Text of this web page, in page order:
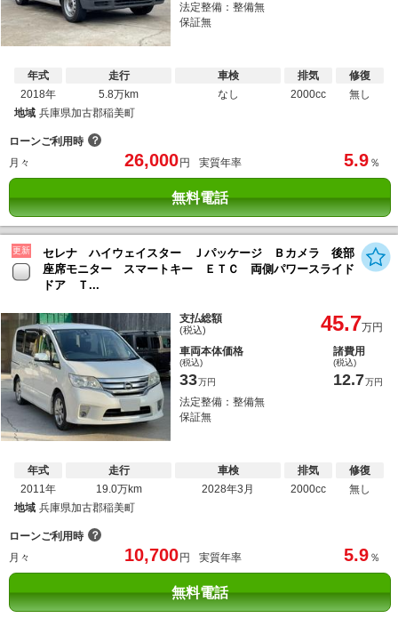
法定整備：整備無
保証無
年式
2018年
走行
5.8万km
車検
なし
排気
2000cc
修復
無し
地域 兵庫県加古郡稲美町
ローンご利用時 ？
月々
26,000 円 実質年率 5.9 ％
無料電話
更新
セレナ ハイウェイスター Ｊパッケージ Ｂカメラ 後部
座席モニター スマートキー ＥＴＣ 両側パワースライド
ドア Ｔ...
支払総額
(税込) 45.7万円
車両本体価格
(税込)
33万円
諸費用
(税込)
12.7万円
法定整備：整備無
保証無
年式
2011年
走行
19.0万km
車検
2028年3月
排気
2000cc
修復
無し
地域 兵庫県加古郡稲美町
ローンご利用時 ？
月々
10,700 円 実質年率 5.9 ％
無料電話